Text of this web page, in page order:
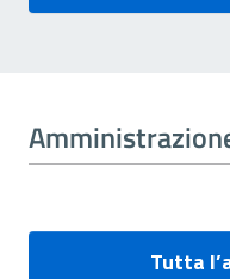
Tutta